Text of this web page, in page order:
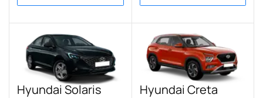
Hyundai Solaris Hyundai Creta